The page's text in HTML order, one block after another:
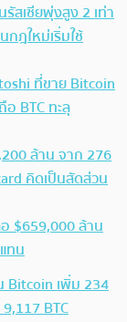
สเซียพุ่งสูง 2 เท่า
ฎใหม่เริ่มใช้
ที่ขาย Bitcoin
BTC ทะลุ
ล้าน จาก 276
คิดเป็นสัดส่วน
$659,000 ล้าน
ทน
Bitcoin เพิ่ม 234
BTC